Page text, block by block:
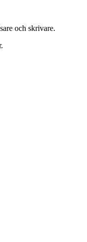
och skrivare.